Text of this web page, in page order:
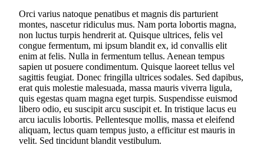
Orci varius natoque penatibus et magnis dis parturient
montes, nascetur ridiculus mus. Nam porta lobortis magna,
non luctus turpis hendrerit at. Quisque ultrices, felis vel
congue fermentum, mi ipsum blandit ex, id convallis elit
enim at felis. Nulla in fermentum tellus. Aenean tempus
sapien ut posuere condimentum. Quisque laoreet tellus vel
sagittis feugiat. Donec fringilla ultrices sodales. Sed dapibus,
erat quis molestie malesuada, massa mauris viverra ligula,
quis egestas quam magna eget turpis. Suspendisse euismod
libero odio, eu suscipit arcu suscipit et. In tristique lacus eu
arcu iaculis lobortis. Pellentesque mollis, massa et eleifend
aliquam, lectus quam tempus justo, a efficitur est mauris in
velit. Sed tincidunt blandit vestibulum.